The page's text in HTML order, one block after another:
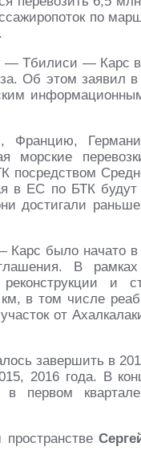
по
— Тбилиси — Карс
Об этом заявил в
Францию,
морские
в ЕС по БТК будут
достигали
было начато в
В
и
в том числе
от
завершить в
2016 года. В
первом
пространстве